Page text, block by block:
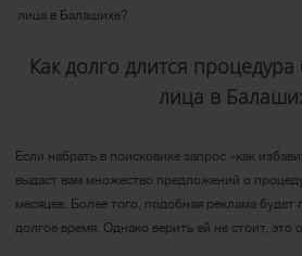
лица в Балашихе?
Как долго длится процедура
лица в
Если набрать в поисковике запрос «как
выдаст вам множество предложений о
месяцев. Более того, подобная реклама будет
долгое время. Однако верить ей не стоит, это